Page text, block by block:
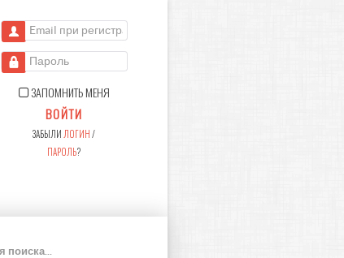
Email при регистрации
Пароль
ЗАПОМНИТЬ МЕНЯ
ВОЙТИ
ЗАБЫЛИ ЛОГИН/
ПАРОЛЬ?